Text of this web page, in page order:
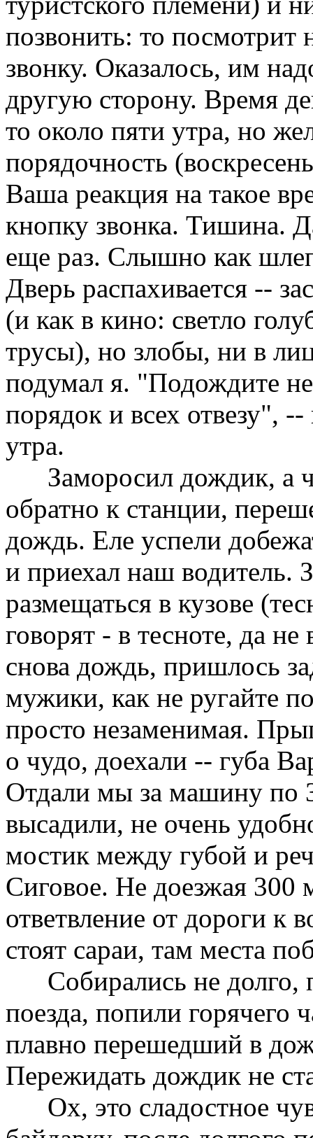
позвонить: то посмотрит
звонку. Оказалось, им
другую сторону. Время
то около пяти утра, но
порядочность
Ваша реакция на такое
кнопку звонка. Тишина.
еще раз. Слышно как
Дверь распахивается --
(и как в кино: светло
трусы), но злобы, ни в
подумал я. "Подождите
порядок и всех отвезу",
утра.
Заморосил дождик, а
обратно к станции,
дождь. Еле успели
и приехал наш водитель.
размещаться в кузове
говорят - в тесноте, да
снова дождь, пришлось
мужики, как не ругайте
просто незаменимая.
о чудо, доехали -- губа
Отдали мы за машину по
высадили, не очень
мостик между губой и
Сиговое. Не доезжая 300
ответвление от дороги к
стоят сараи, там места
Собирались не долго,
поезда, попили горячего
плавно перешедший в
Пережидать дождик не
Ох, это сладостное